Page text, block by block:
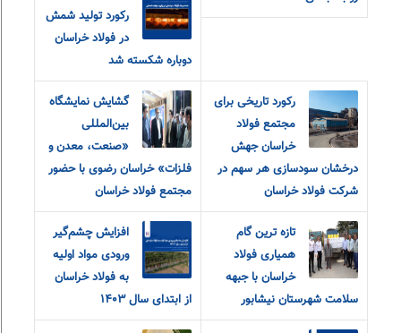
رکورد تولید شمش
در فولاد خراسان
دوباره شکسته شد
رکورد تاریخی برای
مجتمع فولاد
خراسان جهش
درخشان سودسازی هر سهم در
شرکت فولاد خراسان
گشایش نمایشگاه
بین‌المللی
«صنعت، معدن و
فلزات» خراسان رضوی با حضور
مجتمع فولاد خراسان
تازه ترین گام
همیاری فولاد
خراسان با جبهه
سلامت شهرستان نیشابور
افزایش چشم‌گیر
ورودی مواد اولیه
به فولاد خراسان
از ابتدای سال ۱۴۰۳